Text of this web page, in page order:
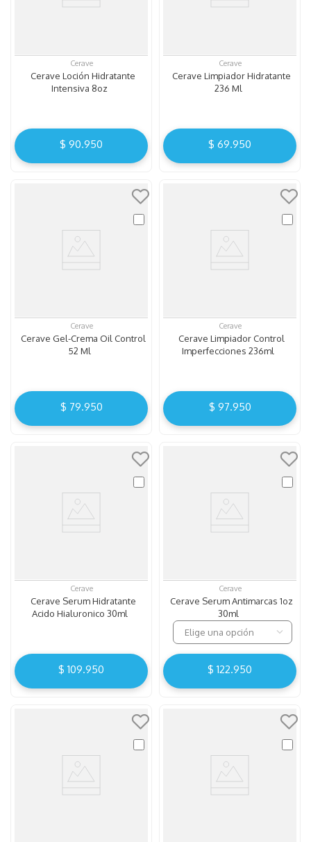
Cerave
Cerave Loción Hidratante
Intensiva 8oz
$ 90.950
Cerave
Cerave Limpiador Hidratante
236 Ml
$ 69.950
Cerave
Cerave Gel-Crema Oil Control
52 Ml
$ 79.950
Cerave
Cerave Limpiador Control
Imperfecciones 236ml
$ 97.950
Cerave
Cerave Serum Hidratante
Acido Hialuronico 30ml
$ 109.950
Cerave
Cerave Serum Antimarcas 1oz
30ml
Elige una opción
$ 122.950